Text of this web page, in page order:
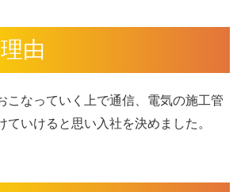
由
こなっていく上で通信、電気の施工管
ていけると思い入社を決めました。